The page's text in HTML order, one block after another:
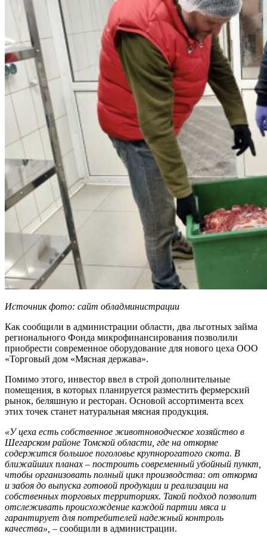
Источник фото: сайт обладминистрации
Как сообщили в администрации области, два льготных займа
регионального Фонда микрофинансирования позволили
приобрести современное оборудование для нового цеха ООО
«Торговый дом «Мясная держава».
Помимо этого, инвестор ввел в строй дополнительные
помещения, в которых планируется разместить фермерский
рынок, беляшную и ресторан. Основой ассортимента всех
этих точек станет натуральная мясная продукция.
«У цеха есть собственное животноводческое хозяйство в
Шегарском районе Томской области, где на откорме
содержится большое поголовье крупнорогатого скота. В
ближайших планах – построить современный убойный пункт,
чтобы организовать полный цикл производства: от откорма
и забоя до выпуска готовой продукции и реализации на
собственных торговых территориях. Такой подход позволит
отслеживать происхождение каждой партии мяса и
гарантирует для потребителей надежный контроль
качества», – сообщили в администрации.